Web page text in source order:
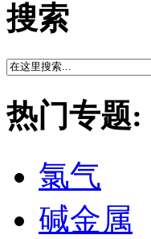
搜索
热门专题:
氯气
碱金属